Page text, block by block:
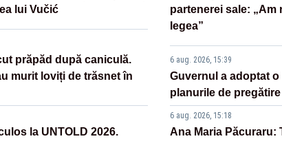
lui Vučić
prăpăd după caniculă.
murit loviți de trăsnet în
la UNTOLD 2026.
partenerei sale:
legea”
6 aug. 2026, 15:39
Guvernul a adoptat
planurile de
6 aug. 2026, 15:18
Ana Maria Păcuraru: